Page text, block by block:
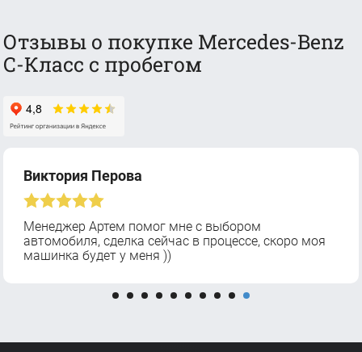
Отзывы о покупке Mercedes-Benz
C-Класс с пробегом
Виктория Перова
Менеджер Артем помог мне с выбором
автомобиля, сделка сейчас в процессе, скоро моя
машинка будет у меня ))